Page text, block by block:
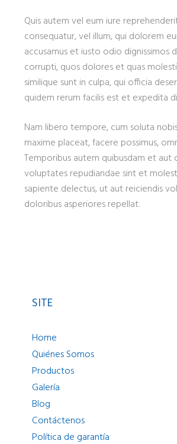
Quis autem vel eum iure
consequatur, vel illum, qui dolorem
accusamus et iusto odio dignissimos
corrupti, quos dolores et quas
similique sunt in culpa, qui officia
quidem rerum facilis est et expedita
Nam libero tempore, cum soluta
maxime placeat, facere possimus,
Temporibus autem quibusdam et
voluptates repudiandae sint et
sapiente delectus, ut aut reiciendis
doloribus asperiores repellat.
SITE
Home
Quiénes Somos
Productos
Galería
Blog
Contáctenos
Política de garantía